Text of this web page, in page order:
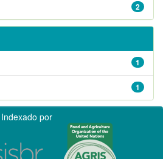
2
1
1
Indexado por